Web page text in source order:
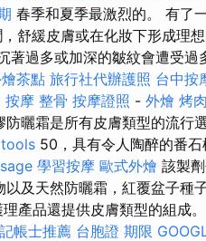
春季和夏季最激烈的。 有了
舒緩皮膚或在化妝下形成理
著過多或加深的皺紋會遭受過
茶點 旅行社代辦護照 台中按
按摩 整骨 按摩證照 - 外燴 烤肉
曬霜是所有皮膚類型的流行
50，具有令人陶醉的番石
學習按摩 歐式外燴 該製
及天然防曬霜，紅覆盆子種
產品還提供皮膚類型的組成
帳士推薦 台胞證 期限